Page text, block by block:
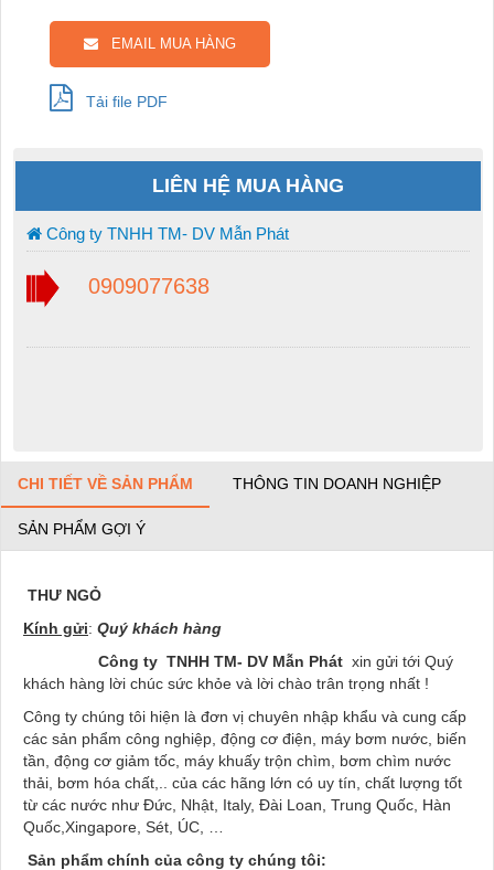
EMAIL MUA HÀNG
Tải file PDF
LIÊN HỆ MUA HÀNG
Công ty TNHH TM- DV Mẫn Phát
0909077638
CHI TIẾT VỀ SẢN PHẨM THÔNG TIN DOANH NGHIỆP
SẢN PHẨM GỢI Ý
THƯ NGỎ
Kính gửi: Quý khách hàng
Công ty TNHH TM- DV Mẫn Phát xin gửi tới Quý
khách hàng lời chúc sức khỏe và lời chào trân trọng nhất !
Công ty chúng tôi hiện là đơn vị chuyên nhập khẩu và cung cấp
các sản phẩm công nghiệp, động cơ điện, máy bơm nước, biến
tần, động cơ giảm tốc, máy khuấy trộn chìm, bơm chìm nước
thải, bơm hóa chất,.. của các hãng lớn có uy tín, chất lượng tốt
từ các nước như Đức, Nhật, Italy, Đài Loan, Trung Quốc, Hàn
Quốc,Xingapore, Sét, ÚC, …
Sản phẩm chính của công ty chúng tôi: